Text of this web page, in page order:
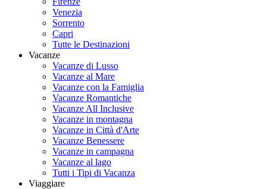
Venezia
Sorrento
Capri
Tutte le Destinazioni
Vacanze
Vacanze di Lusso
Vacanze al Mare
Vacanze con la Famiglia
Vacanze Romantiche
Vacanze All Inclusive
Vacanze in montagna
Vacanze in Città d'Arte
Vacanze Benessere
Vacanze in campagna
Vacanze al lago
Tutti i Tipi di Vacanza
Viaggiare